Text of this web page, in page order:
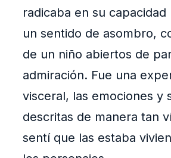
radicaba en su
un sentido de asombro,
de un niño abiertos de
admiración. Fue una
visceral, las emociones y
descritas de manera tan
sentí que las estaba